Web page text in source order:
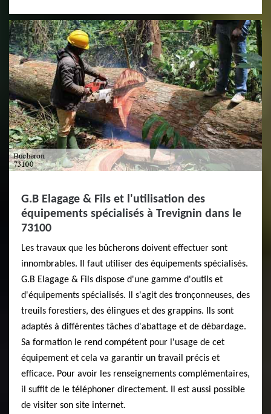
G.B Elagage & Fils et l'utilisation des
équipements spécialisés à Trevignin dans le
73100
Les travaux que les bûcherons doivent effectuer sont
innombrables. Il faut utiliser des équipements spécialisés.
G.B Elagage & Fils dispose d'une gamme d'outils et
d'équipements spécialisés. Il s'agit des tronçonneuses, des
treuils forestiers, des élingues et des grappins. Ils sont
adaptés à différentes tâches d'abattage et de débardage.
Sa formation le rend compétent pour l'usage de cet
équipement et cela va garantir un travail précis et
efficace. Pour avoir les renseignements complémentaires,
il suffit de le téléphoner directement. Il est aussi possible
de visiter son site internet.